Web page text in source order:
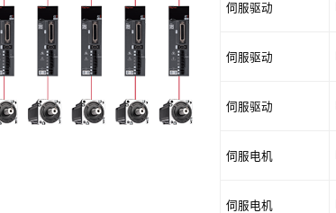
伺服驱动
伺服驱动
伺服驱动
伺服电机
伺服电机